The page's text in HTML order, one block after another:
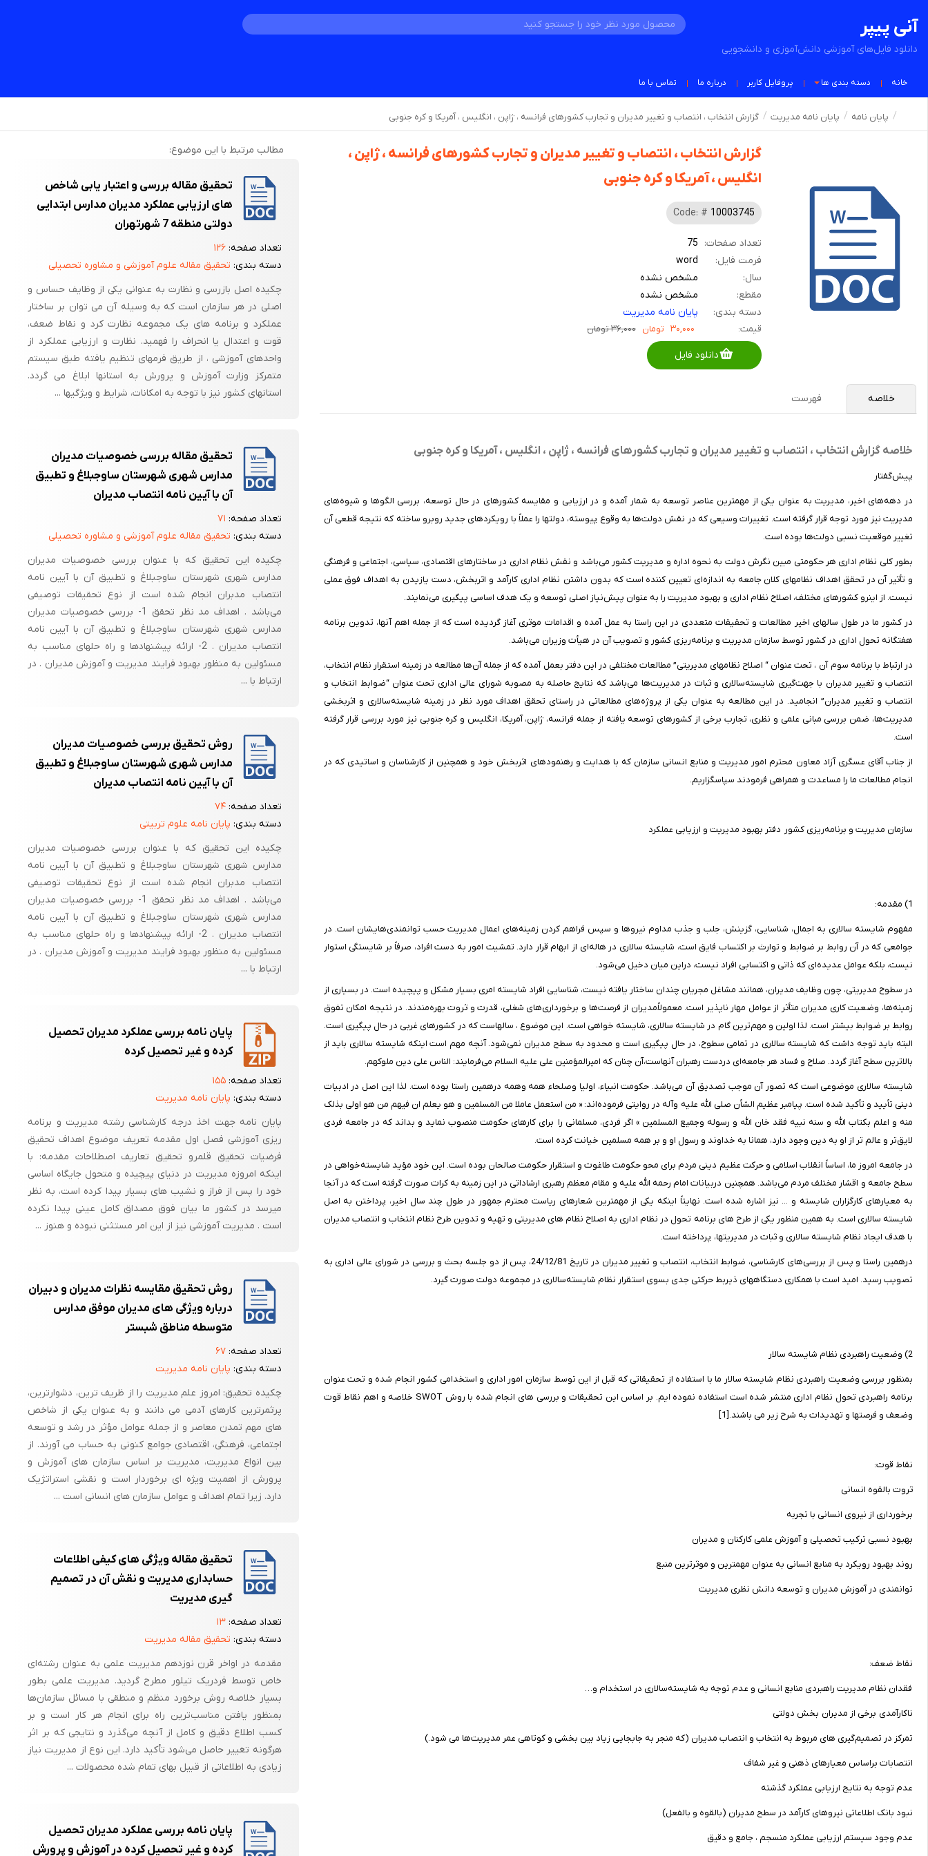
آنی پیپر
دانلود فایل‌های آموزشی دانش‌آموزی و دانشجویی
خانه دسته بندی ها پروفایل کاربر درباره ما تماس با ما
پایان نامه پایان نامه مدیریت گزارش انتخاب ،‌ انتصاب و تغییر مدیران و تجارب کشورهای فرانسه ، ژاپن ، انگلیس ، آمریکا و کره جنوبی
گزارش انتخاب ،‌ انتصاب و تغییر مدیران و تجارب کشورهای فرانسه ، ژاپن ،
انگلیس ، آمریکا و کره جنوبی
Code: # 10003745
تعداد صفحات: 75
فرمت فایل:
word
سال:
مشخص نشده
مقطع:
مشخص نشده
دسته بندی:
پایان نامه مدیریت
قیمت: ۳۰,۰۰۰ تومان ۳۶,۰۰۰ تومان
دانلود فایل
خلاصه فهرست
خلاصه گزارش انتخاب ،‌ انتصاب و تغییر مدیران و تجارب کشورهای فرانسه ، ژاپن ، انگلیس ، آمریکا و کره جنوبی
پیش‌گفتار
در دهه‌های اخیر، مدیریت به عنوان یکی از مهمترین عناصر توسعه به شمار آمده و در ارزیابی و مقایسه کشورهای در حال توسعه، بررسی الگوها و شیوه‌های
مدیریت نیز مورد توجه قرار گرفته است. تغییرات وسیعی که در نقش دولت‌ها به وقوع پیوسته، دولتها را عملاً با رویکردهای جدید روبرو ساخته که نتیجه قطعی آن
تغییر موقعیت نسبی دولت‌ها بوده است.
بطور کلی نظام اداری هر حکومتی مبین نگرش دولت به نحوه اداره و مدیریت کشور می‌باشد و نقش نظام اداری در ساختارهای اقتصادی، سیاسی، اجتماعی و فرهنگی
و تأثیر آن در تحقق اهداف نظامهای کلان جامعه به اندازه‌ای تعیین کننده است که بدون داشتن نظام اداری کارآمد و اثربخش، دست یازیدن به اهداف فوق عملی
نیست. از اینرو کشورهای مختلف، اصلاح نظام اداری و بهبود مدیریت را به عنوان پیش‌نیاز اصلی توسعه و یک هدف اساسی پیگیری می‌نمایند.
در کشور ما در طول سالهای اخیر مطالعات و تحقیقات متعددی در این راستا به عمل آمده و اقدامات موثری آغاز گردیده است که از جمله اهم آنها، تدوین برنامه
هفتگانه تحول اداری در کشور توسط سازمان مدیریت و برنامه‌ریزی کشور و تصویب آن در هیأت وزیران می‌باشد.
در ارتباط با برنامه سوم آن ، تحت عنوان “‌ اصلاح نظامهای مدیریتی” مطالعات مختلفی در این دفتر بعمل آمده که از جمله آن‌ها مطالعه در زمینه استقرار نظام انتخاب،
انتصاب و تغییر مدیران با جهت‌گیری شایسته‌سالاری و ثبات در مدیریت‌ها می‌باشد که نتایج حاصله به مصوبه شورای عالی اداری تحت عنوان ‌“‌ضوابط انتخاب و
انتصاب و تغییر مدیران” انجامید. در این مطالعه به عنوان یکی از پروژه‌های مطالعاتی در راستای تحقق اهداف مورد نظر در زمینه شایسته‌سالاری و اثربخشی
مدیریت‌ها، ضمن بررسی مبانی علمی و نظری، تجارب برخی از کشورهای توسعه یافته از جمله فرانسه، ژاپن، آمریکا، انگلیس و کره جنوبی نیز مورد بررسی قرار گرفته
است.
از جناب آقای عسگری آزاد معاون محترم امور مدیریت و منابع انسانی سازمان که با هدایت و رهنمودهای اثربخش خود و همچنین از کارشناسان و اساتیدی که در
انجام مطالعات ما را مساعدت و همراهی فرمودند سپاسگزاریم.
سازمان مدیریت و برنامه‌ریزی کشور دفتر بهبود مدیریت و ارزیابی عملکرد
1) مقدمه:
مفهوم شایسته سالاری به اجمال، شناسایی، گزینش، جلب و جذب مداوم نیروها و سپس فراهم کردن زمینه‌های اعمال مدیریت حسب توانمندی‌هایشان است. در
جوامعی که در آن روابط بر ضوابط و توارث بر اکتساب فایق است، شایسته سالاری در هاله‌ای از ابهام قرار دارد. تمشیت امور به دست افراد، صرفاً بر شایستگی استوار
نیست، بلکه عوامل عدیده‌ای که ذاتی و اکتسابی افراد نیست، دراین میان دخیل می‌شود.
در سطوح مدیریتی، چون وظایف مدیران، همانند مشاغل مجریان چندان ساختار یافته نیست، شناسایی افراد شایسته امری بسیار مشکل و پیچیده است. در بسیاری از
زمینه‌ها، وضعیت کاری مدیران متأثر از عوامل مهار ناپذیر است. معمولاًمدیران از فرصت‌ها و برخورداری‌های شغلی، ‌قدرت و ثروت بهره‌مندند. در نتیجه امکان تفوق
روابط بر ضوابط بیشتر است. لذا اولین و مهم‌ترین گام در شایسته سالاری، شایسته خواهی است. این موضوع ، سالهاست که در کشورهای غربی در حال پیگیری است.
البته باید توجه داشت که ‌شایسته سالاری در تمامی سطوح، در حال پیگیری است و محدود به سطح مدیران نمی‌شود. آنچه مهم است اینکه شایسته سالاری باید از
بالاترین سطح آغاز گردد. صلاح و فساد هر جامعه‌ای دردست رهبران آنهاست،‌آن چنان که امیرالمؤمنین علی علیه السلام می‌فرمایند: الناس علی دین ملوکهم.
شایسته سالاری موضوعی است که تصور آن موجب تصدیق آن می‌باشد. حکومت انبیاء، اولیا وصلحاء همه وهمه درهمین راستا بوده است. لذا این اصل در ادبیات
دینی تأیید و تأکید شده است. پیامبر عظیم الشأن صلی الله علیه وآله در روایتی فرموده‌اند: « من استعمل عاملا من المسلمین و هو یعلم ان فیهم من هو اولی بذلک
منه و اعلم بکتاب الله و سنه نبیه فقد خان الله و رسوله وجمیع المسلمین » اگر فردی، مسلمانی را برای کارهای حکومت منصوب نماید و بداند که در جامعه فردی
لایق‌تر و عالم تر از او به دین وجود دارد، همانا به خداوند و رسول او و بر همه مسلمین خیانت کرده است.
در جامعه امروز ما، اساساً انقلاب اسلامی و حرکت عظیم دینی مردم برای محو حکومت طاغوت و استقرار حکومت صالحان بوده است. این خود مؤید شایسته‌خواهی در
سطح جامعه و اقشار مختلف مردم می‌باشد. همچنین دربیانات امام رحمه الله علیه و مقام معظم رهبری ارشاداتی در این زمینه به کرات صورت گرفته است که در آنجا
به معیارهای کارگزاران شایسته و ... نیز اشاره شده است. نهایتاً اینکه یکی از مهمترین شعارهای ریاست محترم جمهور در طول چند سال اخیر، پرداختن به اصل
شایسته سالاری است. به همین منظور یکی از طرح های برنامه تحول در نظام اداری به اصلاح نظام های مدیریتی و تهیه و تدوین طرح نظام انتخاب و انتصاب مدیران
با هدف ایجاد نظام شایسته سالاری و ثبات در مدیریتها، پرداخته است.
درهمین راستا و پس از بررسی‌های کارشناسی، ضوابط انتخاب، انتصاب و تغییر مدیران در تاریخ 24/12/81، پس از دو جلسه بحث و بررسی در شورای عالی اداری به
تصویب رسید. امید است با همکاری دستگاههای ذیربط حرکتی جدی بسوی استقرار نظام شایسته‌سالاری در مجموعه دولت صورت گیرد.
2) وضعیت راهبردی نظام شایسته سالار
بمنظور بررسی وضعیت راهبردی نظام شایسته سالار ما با استفاده از تحقیقاتی که قبل از این توسط سازمان امور اداری و استخدامی کشور انجام شده و تحت عنوان
برنامه راهبردی تحول نظام اداری منتشر شده است استفاده نموده ایم. بر اساس این تحقیقات و بررسی های انجام شده با روش SWOT خلاصه و اهم نقاط قوت
وضعف و فرصتها و تهدیدات به شرح زیر می باشند.[1]
نقاط قوت:
ثروت بالقوه انسانی
برخورداری از نیروی انسانی با تجربه
بهبود نسبی ترکیب تحصیلی و آموزش علمی کارکنان و مدیران
روند بهبود رویکرد به منابع انسانی به عنوان مهمترین و موثرترین منبع
توانمندی در آموزش مدیران و توسعه دانش نظری مدیریت
نقاط ضعف:
فقدان نظام مدیریت راهبردی منابع انسانی ‌و عدم توجه به شایسته‌سالاری در استخدام و…
ناکارآمدی برخی از مدیران بخش دولتی
تمرکز در تصمیم‌گیری های مربوط به انتخاب و انتصاب مدیران (که منجر به جابجایی زیاد بین بخشی و کوتاهی عمر مدیریت‌ها می شود.)
انتصابات براساس معیارهای ذهنی و غیر شفاف
عدم توجه به نتایج ارزیابی عملکرد گذشته
نبود بانک اطلاعاتی نیروهای کارآمد در سطح مدیران (بالقوه و بالفعل)
عدم وجود سیستم ارزیابی عملکرد منسجم ، جامع و دقیق
مطالب مرتبط با این موضوع:
تحقیق مقاله بررسی و اعتبار یابی شاخص
های ارزیابی عملکرد مدیران مدارس ابتدایی
دولتی منطقه 7 شهرتهران
تعداد صفحه:۱۲۶
دسته بندی: تحقیق مقاله علوم آموزشی و مشاوره تحصیلی
چکیده اصل بازرسی و نظارت به عنوانی یکی از وظایف حساس و
اصلی در هر سازمان است که به وسیله آن می توان بر ساختار
عملکرد و برنامه های یک مجموعه نظارت کرد و نقاط ضعف،
قوت و اعتدال یا انحراف را فهمید. نظارت و ارزیابی عملکرد از
واحدهای آموزشی ، از طریق فرمهای تنظیم یافته طبق سیستم
متمرکز وزارت آموزش و پرورش به استانها ابلاغ می گردد.
استانهای کشور نیز با توجه به امکانات، شرایط و ویژگیها ...
تحقیق مقاله بررسی خصوصیات مدیران
مدارس شهری شهرستان ساوجبلاغ و تطبیق
آن با آیین نامه انتصاب مدیران
تعداد صفحه: ۷۱
دسته بندی: تحقیق مقاله علوم آموزشی و مشاوره تحصیلی
چکیده این تحقیق که با عنوان بررسی خصوصیات مدیران
مدارس شهری شهرستان ساوجبلاغ و تطبیق آن با آیین نامه
انتصاب مدبران انجام شده است از نوع تحقیقات توصیفی
می‌باشد . اهداف مد نظر تحقق 1- بررسی خصوصیات مدیران
مدارس شهری شهرستان ساوجبلاغ و تطبیق آن با آیین نامه
انتصاب مدیران . 2- ارائه پیشنهادها و راه حلهای مناسب به
مسئولین به منظور بهبود فرایند مدیریت و آموزش مدیران . در
ارتباط با ...
روش تحقیق بررسی خصوصیات مدیران
مدارس شهری شهرستان ساوجبلاغ و تطبیق
آن با آیین نامه انتصاب مدیران
تعداد صفحه:۷۴
دسته بندی: پایان نامه علوم تربیتی
چکیده این تحقیق که با عنوان بررسی خصوصیات مدیران
مدارس شهری شهرستان ساوجبلاغ و تطبیق آن با آیین نامه
انتصاب مدبران انجام شده است از نوع تحقیقات توصیفی
می‌باشد . اهداف مد نظر تحقق 1- بررسی خصوصیات مدیران
مدارس شهری شهرستان ساوجبلاغ و تطبیق آن با آیین نامه
انتصاب مدیران . 2- ارائه پیشنهادها و راه حلهای مناسب به
مسئولین به منظور بهبود فرایند مدیریت و آموزش مدیران . در
ارتباط با ...
پایان نامه بررسی عملکرد مدیران تحصیل
کرده و غیر تحصیل کرده
تعداد صفحه:۱۵۵
دسته بندی: پایان نامه مدیریت
پایان نامه جهت اخذ درجه کارشناسی رشته مدیریت و برنامه
ریزی آموزشی فصل اول مقدمه تعریف موضوع اهداف تحقیق
فرضیات تحقیق قلمرو تحقیق تعاریف اصطلاحات مقدمه: با
اینکه امروزه مدیریت در دنیای پیچیده و متحول جایگاه اساسی
خود را پس از فراز و نشیب های بسیار پیدا کرده است، به نظر
میرسد در کشور ما بیان فوق مصداق کامل عینی پیدا نکرده
است . مدیریت آموزشی نیز از این امر مستثنی نبوده و هنوز ...
روش تحقیق مقایسه نظرات مدیران و دبیران
درباره ویژگی های مدیران موفق مدارس
متوسطه مناطق شبستر
تعداد صفحه:۶۷
دسته بندی: پایان نامه مدیریت
چکیده تحقیق: امروز علم مدیریت را از ظریف ترین، دشوارترین،
پرثمرترین کارهای آدمی می دانند و به عنوان یکی از شاخص
های مهم تمدن معاصر و از جمله عوامل مؤثر در رشد و توسعه
اجتماعی، فرهنگی، اقتصادی جوامع کنونی به حساب می آورند. از
بین انواع مدیریت، مدیریت بر اساس سازمان های آموزش و
پرورش از اهمیت ویژه ای برخوردار است و نقشی استراتژیک
دارد. زیرا تمام اهداف و عوامل سازمان های انسانی است ...
تحقیق مقاله ویژگی‌ های کیفی اطلاعات
حسابداری مدیریت و نقش آن در تصمیم‌
گیری مدیریت
تعداد صفحه:۱۳
دسته بندی: تحقیق مقاله مدیریت
مقدمه در اواخر قرن نوزدهم مدیریت علمی به عنوان رشته‌ای
خاص توسط فردریک تیلور مطرح گردید. مدیریت علمی بطور
بسیار خلاصه روش برخورد منظم و منطقی با مسائل سازمان‌ها
بمنظور یافتن مناسب‌ترین راه برای انجام هر کار است و بر
کسب اطلاع دقیق و کامل از آنچه می‌گذرد و نتایجی که بر اثر
هرگونه تغییر حاصل می‌شود تأکید دارد. این نوع از مدیریت نیاز
زیادی به اطلاعاتی از قبیل بهای تمام شده محصولات ...
پایان نامه بررسی عملکرد مدیران تحصیل
کرده و غیر تحصیل کرده در آموزش و پرورش